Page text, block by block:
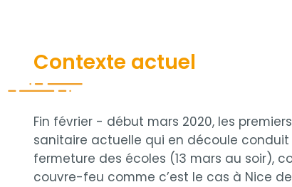
Contenu
Contexte actuel
Fin février - début mars 2020, les
sanitaire actuelle qui en découle
fermeture des écoles (13 mars au soir),
couvre-feu comme c’est le cas à Nice